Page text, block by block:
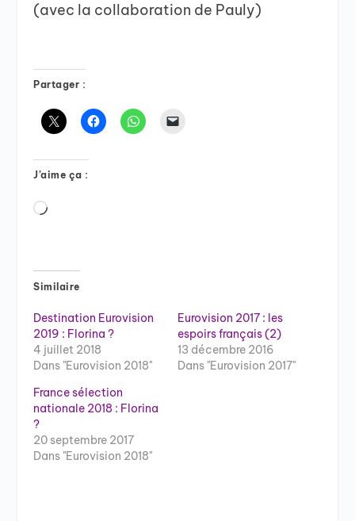
(avec la collaboration de Pauly)
Partager :
J’aime ça :
Chargement…
Similaire
Destination Eurovision
2019 : Florina ?
4 juillet 2018
Dans "Eurovision 2018"
Eurovision 2017 : les
espoirs français (2)
13 décembre 2016
Dans "Eurovision 2017"
France sélection
nationale 2018 : Florina
?
20 septembre 2017
Dans "Eurovision 2018"